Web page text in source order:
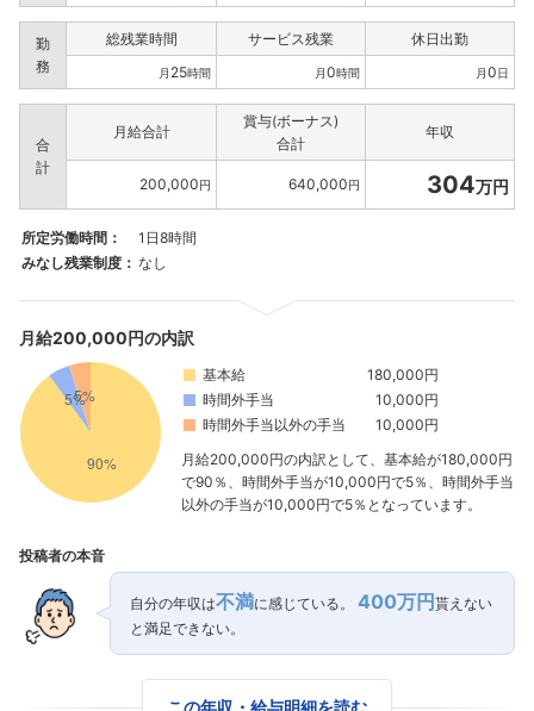
勤
務
総残業時間 サービス残業 休日出勤
月 25時間 月0時間 月0日
合
計
月給合計
賞与(ボーナス)
合計
年収
200,000円 640,000円 304万円
所定労働時間：
1日8時間
みなし残業制度： なし
月給200,000円の内訳
基本給
180,000円
時間外手当
10,000円
時間外手当以外の手当
10,000円
月給200,000円の内訳として、基本給が180,000円
で90％、時間外手当が10,000円で5％、時間外手当
以外の手当が10,000円で5％となっています。
投稿者の本音
自分の年収は不満に感じている。 400万円 貰えない
と満足できない。
この年収・給与明細を読む